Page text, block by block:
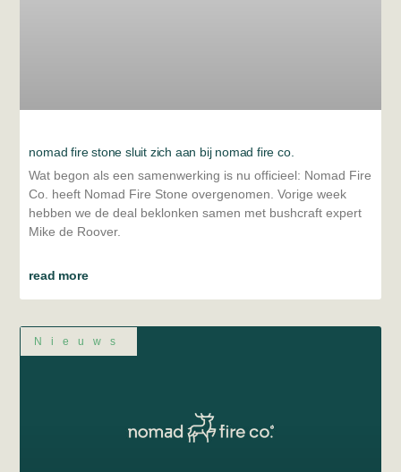
nomad fire stone sluit zich aan bij nomad fire co.
Wat begon als een samenwerking is nu officieel: Nomad Fire
Co. heeft Nomad Fire Stone overgenomen. Vorige week
hebben we de deal beklonken samen met bushcraft expert
Mike de Roover.
read more
Nieuws